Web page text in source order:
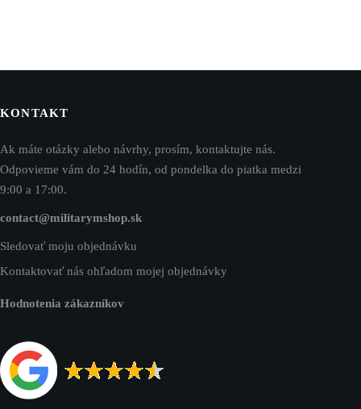
KONTAKT
Ak máte otázky alebo návrhy, prosím, kontaktujte nás.
Odpovieme vám do 24 hodín, od pondelka do piatka medzi
9:00 a 17:00.
contact@militarymshop.sk
Sledovať moju objednávku
Kontaktovať nás ohľadom mojej objednávky
Hodnotenia zákazníkov